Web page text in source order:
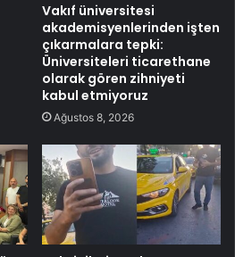
Vakıf üniversitesi
akademisyenlerinden işten
çıkarmalara tepki:
Üniversiteleri ticarethane
olarak gören zihniyeti
kabul etmiyoruz
Ağustos 8, 2026